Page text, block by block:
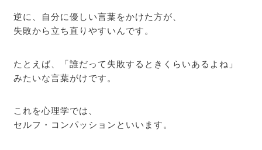
逆に、自分に優しい言葉をかけた方が、
失敗から立ち直りやすいんです。
たとえば、「誰だって失敗するときくらいあるよね」
みたいな言葉がけです。
これを心理学では、
セルフ・コンパッションといいます。